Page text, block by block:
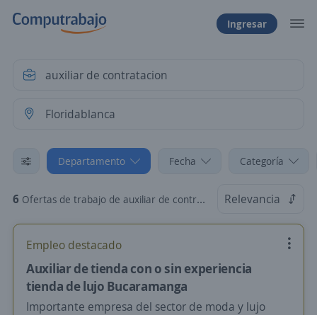
Ingresar
Departamento Fecha Categoría
6 Ofertas de trabajo de auxiliar de contratacion en Floridablanca, Santander Relevancia
Empleo destacado
Auxiliar de tienda con o sin experiencia
tienda de lujo Bucaramanga
Importante empresa del sector de moda y lujo